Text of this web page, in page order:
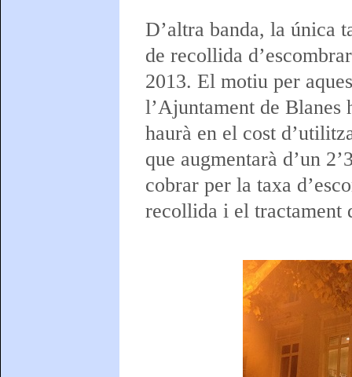
D’altra banda, la única
de recollida
2013. El motiu per
l’Ajuntament de Blanes
haurà en el cost
que augmentarà d’un
cobrar per la taxa
recollida i el tractament